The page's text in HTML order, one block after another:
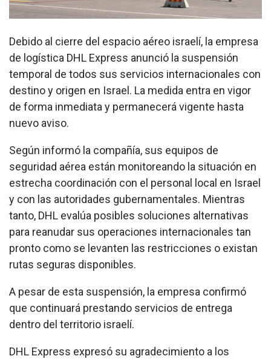
Debido al cierre del espacio aéreo israelí, la empresa
de logística DHL Express anunció la suspensión
temporal de todos sus servicios internacionales con
destino y origen en Israel. La medida entra en vigor
de forma inmediata y permanecerá vigente hasta
nuevo aviso.
Según informó la compañía, sus equipos de
seguridad aérea están monitoreando la situación en
estrecha coordinación con el personal local en Israel
y con las autoridades gubernamentales. Mientras
tanto, DHL evalúa posibles soluciones alternativas
para reanudar sus operaciones internacionales tan
pronto como se levanten las restricciones o existan
rutas seguras disponibles.
A pesar de esta suspensión, la empresa confirmó
que continuará prestando servicios de entrega
dentro del territorio israelí.
DHL Express expresó su agradecimiento a los